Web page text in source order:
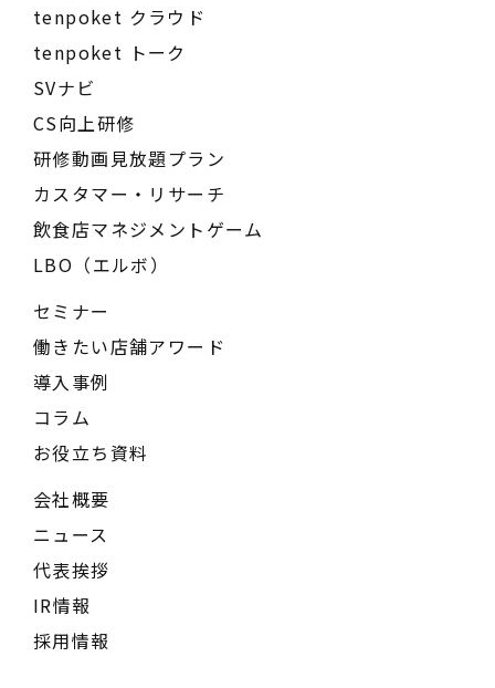
tenpoket クラウド
tenpoket トーク
SVナビ
CS向上研修
研修動画見放題プラン
カスタマー・リサーチ
飲食店マネジメントゲーム
LBO（エルボ）
セミナー
働きたい店舗アワード
導入事例
コラム
お役立ち資料
会社概要
ニュース
代表挨拶
IR情報
採用情報